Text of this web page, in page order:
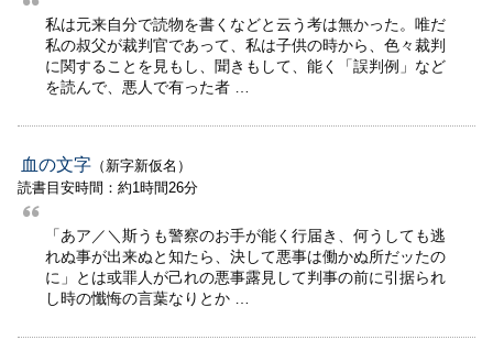
私は元来自分で読物を書くなどと云う考は無かった。唯だ
私の叔父が裁判官であって、私は子供の時から、色々裁判
に関することを見もし、聞きもして、能く「誤判例」など
を読んで、悪人で有った者 …
血の文字 （新字新仮名）
読書目安時間：約1時間26分
「あア／＼斯うも警察のお手が能く行届き、何うしても逃
れぬ事が出来ぬと知たら、決して悪事は働かぬ所だッたの
に」とは或罪人が己れの悪事露見して判事の前に引据られ
し時の懺悔の言葉なりとか …